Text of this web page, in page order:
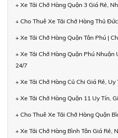
+ Xe Tải Chở Hàng Quận 3 Giá Rẻ,
+ Cho Thuê Xe Tải Chở Hàng Thủ
+ Xe Tải Chở Hàng Quận Tân Phú |
+ Xe Tải Chở Hàng Quận Phú Nhuận
24/7
+ Xe Tải Chở Hàng Củ Chi Giá Rẻ, Uy
+ Xe Tải Chở Hàng Quận 11 Uy Tín,
+ Cho Thuê Xe Tải Chở Hàng Quận
+ Xe Tải Chở Hàng Bình Tân Giá Rẻ,